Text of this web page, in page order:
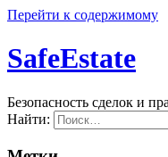
Перейти к содержимому
SafeEstate
Безопасность сделок и
Найти: